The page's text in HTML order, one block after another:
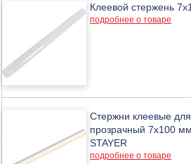
Клеевой стержень
подробнее о товаре
Стержни клеевые
прозрачный 7x100
STAYER
подробнее о товаре